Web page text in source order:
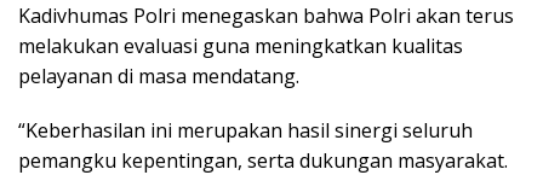
Kadivhumas Polri menegaskan bahwa Polri akan terus
melakukan evaluasi guna meningkatkan kualitas
pelayanan di masa mendatang.
“Keberhasilan ini merupakan hasil sinergi seluruh
pemangku kepentingan, serta dukungan masyarakat.